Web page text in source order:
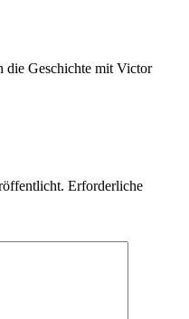
die Geschichte mit Victor
Erforderliche